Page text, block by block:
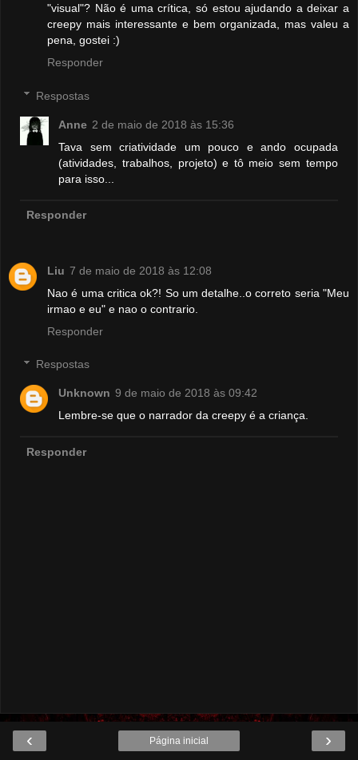
"visual"? Não é uma crítica, só estou ajudando a deixar a
creepy mais interessante e bem organizada, mas valeu a
pena, gostei :)
Responder
Respostas
Anne 2 de maio de 2018 às 15:36
Tava sem criatividade um pouco e ando ocupada
(atividades, trabalhos, projeto) e tô meio sem tempo
para isso...
Responder
Liu 7 de maio de 2018 às 12:08
Nao é uma critica ok?! So um detalhe..o correto seria "Meu
irmao e eu" e nao o contrario.
Responder
Respostas
Unknown 9 de maio de 2018 às 09:42
Lembre-se que o narrador da creepy é a criança.
Responder
‹ ›
Página inicial